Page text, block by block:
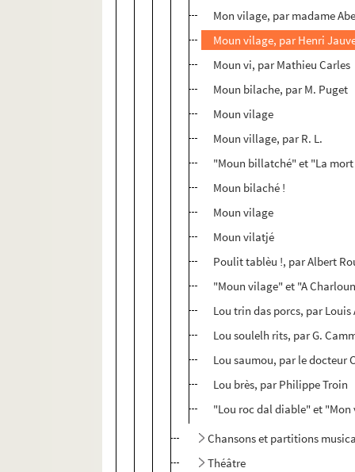
Mon vilage, par madame
Moun vilage, par Henri
Moun vi, par Mathieu Carles
Moun bilache, par M. Puget
Moun vilage
Moun village, par R. L.
"Moun billatché" et "La
Moun bilaché !
Moun vilage
Moun vilatjé
Poulit tablèu !, par Albert
"Moun vilage" et "A
Lou trin das porcs, par Louis
Lou soulelh rits, par G.
Lou saumou, par le docteur
Lou brès, par Philippe Troin
"Lou roc dal diable" et "Mon
Chansons et partitions
Théâtre